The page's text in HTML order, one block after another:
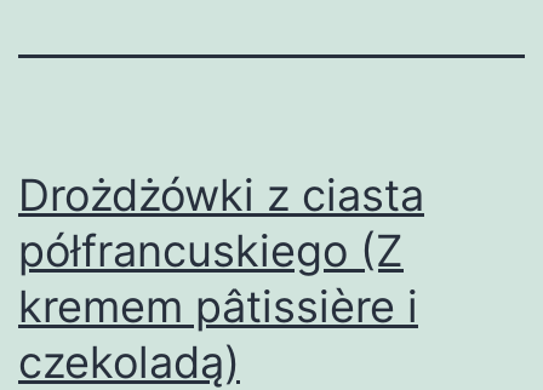
Drożdżówki z ciasta
półfrancuskiego (Z
kremem pâtissière i
czekoladą)